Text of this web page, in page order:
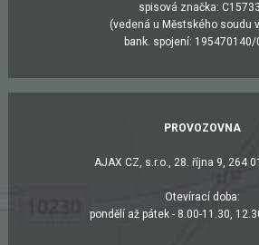
spisová značka:
(vedená u Městského soudu
bank. spojení: 195470140/
PROVOZOVNA
AJAX CZ, s.r.o., 28. října 9, 264
Otevírací doba:
pondělí až pátek - 8.00-11.30,